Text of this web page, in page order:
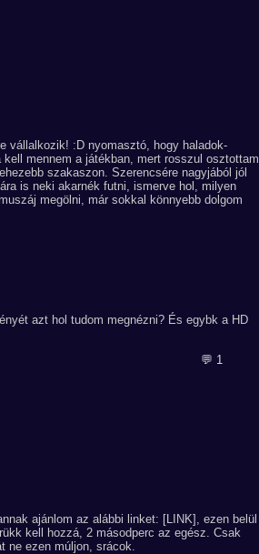
vállalkozik! :D nyomasztó, hogy haladok-
mennem a játékban, mert rosszul osztottam
szakaszon. Szerencsére nagyjából jól
is neki akarnék futni, ismerve hol, milyen
megölni, már sokkal könnyebb dolgom
azt hol tudom megnézni? És egybk a HD
💬 1
ajánlom az alábbi linket: [LINK], ezen belül
kell hozzá, 2 másodperc az egész. Csak
ne ezen múljon, srácok.